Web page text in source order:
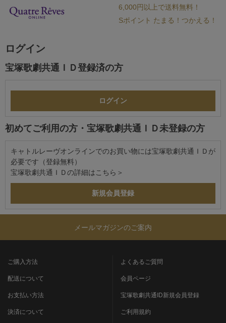
6,000円以上で送料無料！
Sポイント たまる！つかえる！
ログイン
宝塚歌劇共通ＩＤ登録済の方
初めてご利用の方・宝塚歌劇共通ＩＤ未登録の方
キャトルレーヴオンラインでのお買い物には宝塚歌劇共通ＩＤが
必要です（登録無料）
宝塚歌劇共通ＩＤの詳細は こちら＞
メールマガジンのご案内
ご購入方法
配送について
お支払い方法
決済について
よくあるご質問
会員ページ
宝塚歌劇共通ID新規会員登録
ご利用規約